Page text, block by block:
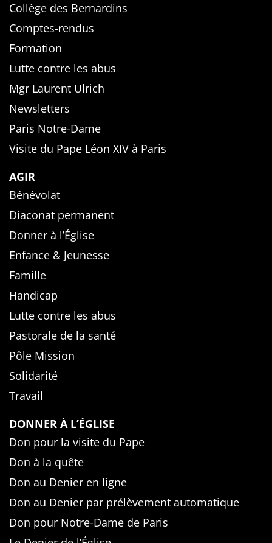
Collège des Bernardins
Comptes-rendus
Formation
Lutte contre les abus
Mgr Laurent Ulrich
Newsletters
Paris Notre-Dame
Visite du Pape Léon XIV à Paris
AGIR
Bénévolat
Diaconat permanent
Donner à l’Église
Enfance & Jeunesse
Famille
Handicap
Lutte contre les abus
Pastorale de la santé
Pôle Mission
Solidarité
Travail
DONNER À L’ÉGLISE
Don pour la visite du Pape
Don à la quête
Don au Denier en ligne
Don au Denier par prélèvement automatique
Don pour Notre-Dame de Paris